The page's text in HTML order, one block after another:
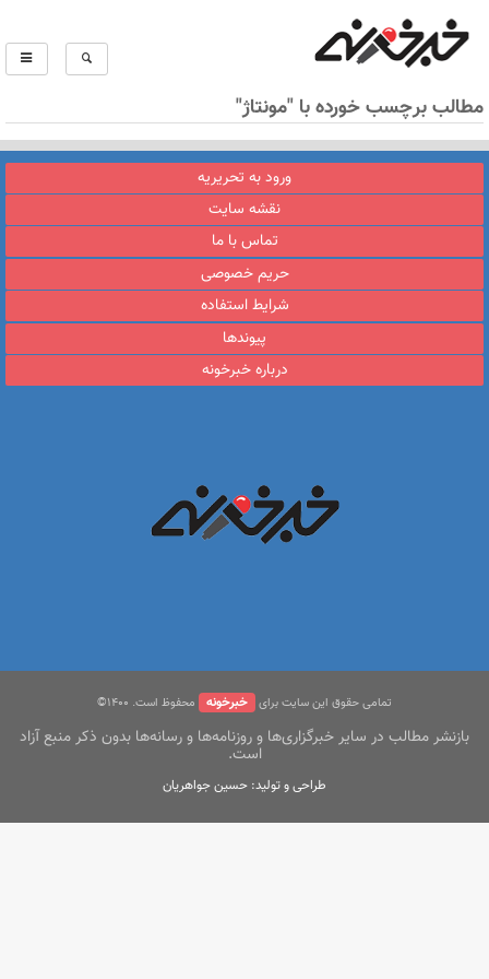
مطالب برچسب خورده با "مونتاژ"
ورود به تحریریه
نقشه سایت
تماس با ما
حریم خصوصی
شرایط استفاده
پیوندها
درباره خبرخونه
تمامی حقوق این سایت برای خبرخونه محفوظ است. ۱400©
بازنشر مطالب در سایر خبرگزاری‌ها و روزنامه‌ها و رسانه‌ها بدون ذکر منبع آزاد
است.
طراحی و تولید: حسین جواهریان